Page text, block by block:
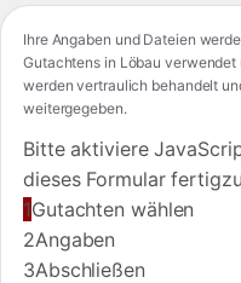
Ihre Angaben und Dateien
Gutachtens in Löbau
werden vertraulich behandelt
weitergegeben.
Bitte aktiviere
dieses Formular
1Gutachten wählen
2Angaben
3Abschließen